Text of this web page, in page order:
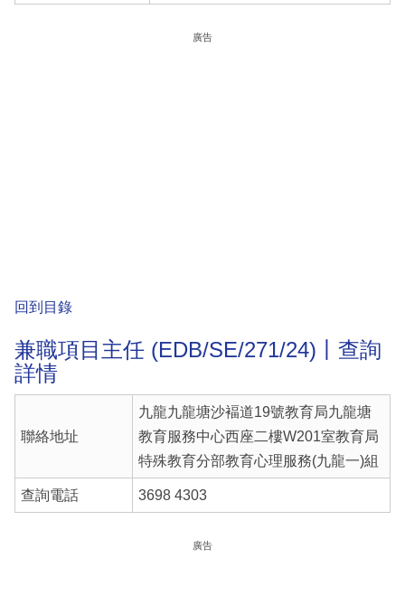
廣告
回到目錄
兼職項目主任 (EDB/SE/271/24)丨查詢
詳情
聯絡地址
九龍九龍塘沙褔道19號教育局九龍塘
教育服務中心西座二樓W201室教育局
特殊教育分部教育心理服務(九龍一)組
查詢電話 3698 4303
廣告